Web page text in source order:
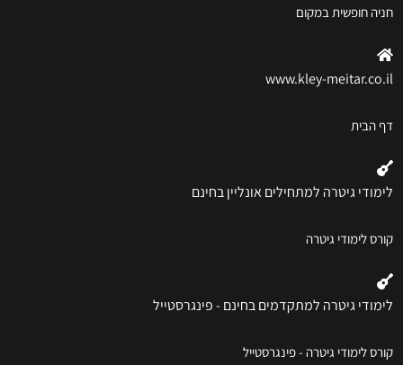
חניה חופשית במקום
www.kley-meitar.co.il
דף הבית
לימודי גיטרה למתחילים אונליין בחינם
קורס לימודי גיטרה
לימודי גיטרה למתקדמים בחינם - פינגרסטייל
קורס לימודי גיטרה - פינגרסטייל